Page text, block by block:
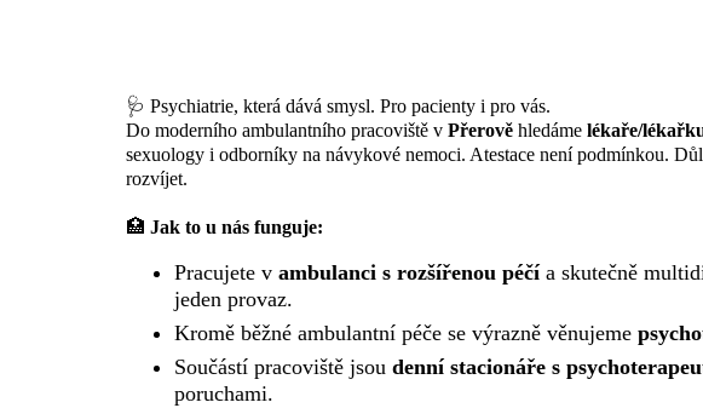
🩺 Psychiatrie, která dává smysl. Pro pacienty i pro vás.
Do moderního ambulantního pracoviště v Přerově hledáme lékaře/
sexuology i odborníky na návykové nemoci. Atestace není podmínkou.
rozvíjet.
🏥 Jak to u nás funguje:
Pracujete v ambulanci s rozšířenou péčía skutečně
jeden provaz.
Kromě běžné ambulantní péče se výrazně věnujeme
Součástí pracoviště jsou denní stacionáře s
poruchami.